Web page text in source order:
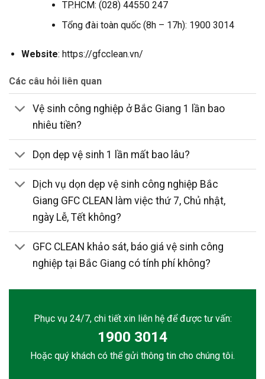
TP.HCM: (028) 44550 247
Tổng đài toàn quốc (8h – 17h): 1900 3014
Website: https://gfcclean.vn/
Các câu hỏi liên quan
Vệ sinh công nghiệp ở Bắc Giang 1 lần bao
nhiêu tiền?
Dọn dẹp vệ sinh 1 lần mất bao lâu?
Dịch vụ dọn dẹp vệ sinh công nghiệp Bắc
Giang GFC CLEAN làm việc thứ 7, Chủ nhật,
ngày Lễ, Tết không?
GFC CLEAN khảo sát, báo giá vệ sinh công
nghiệp tại Bắc Giang có tính phí không?
Phục vụ 24/7, chi tiết xin liên hệ để được tư vấn:
1900 3014
Hoặc quý khách có thể gửi thông tin cho chúng tôi.